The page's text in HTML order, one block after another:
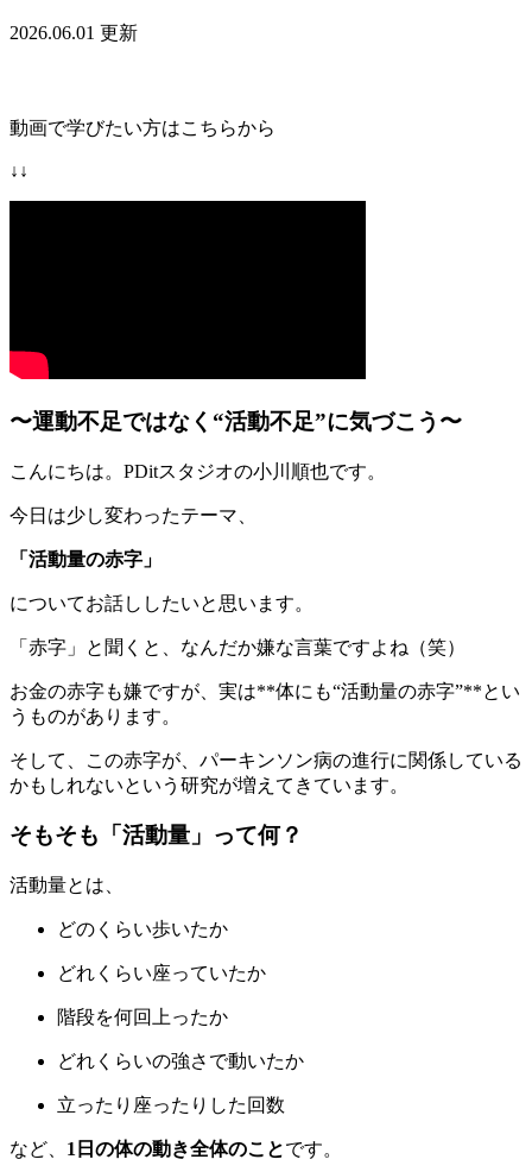
2026.06.01 更新
動画で学びたい方はこちらから
↓↓
〜運動不足ではなく“活動不足”に気づこう〜
こんにちは。PDitスタジオの小川順也です。
今日は少し変わったテーマ、
「活動量の赤字」
についてお話ししたいと思います。
「赤字」と聞くと、なんだか嫌な言葉ですよね（笑）
お金の赤字も嫌ですが、実は**体にも“活動量の赤字”**とい
うものがあります。
そして、この赤字が、パーキンソン病の進行に関係している
かもしれないという研究が増えてきています。
そもそも「活動量」って何？
活動量とは、
どのくらい歩いたか
どれくらい座っていたか
階段を何回上ったか
どれくらいの強さで動いたか
立ったり座ったりした回数
など、 1日の体の動き全体のことです。